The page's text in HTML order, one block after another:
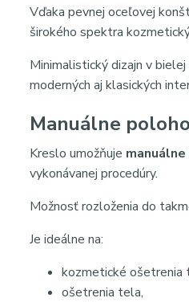
Vďaka pevnej oceľovej
širokého spektra
Minimalistický dizajn v
moderných aj klasických
Manuálne
Kreslo umožňuje
vykonávanej procedúry.
Možnosť rozloženia do
Je ideálne na:
kozmetické ošetrenia
ošetrenia tela,